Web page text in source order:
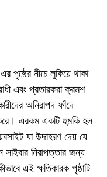
পৃষ্ঠের নীচে লুকিয়ে থাকা
এবং প্রতারকরা ক্রমশ
অনিরাপদ ফাঁদে
এরকম একটি হুমকি হল
যা উদাহরণ দেয় যে
নিরাপত্তার জন্য
এই ক্ষতিকারক পৃষ্ঠাটি